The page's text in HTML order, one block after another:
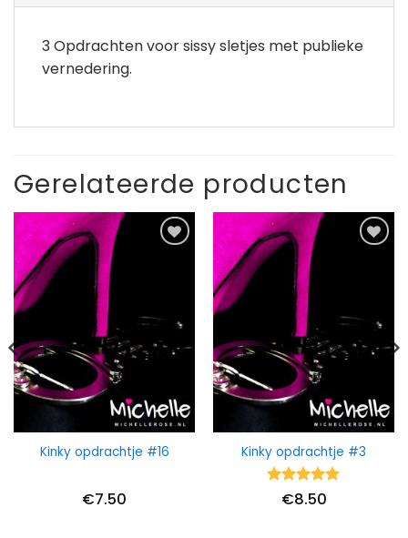
3 Opdrachten voor sissy sletjes met publieke
vernedering.
Gerelateerde producten
Kinky opdrachtje #16
€7.50
Kinky opdrachtje #3
Waardering
€8.50